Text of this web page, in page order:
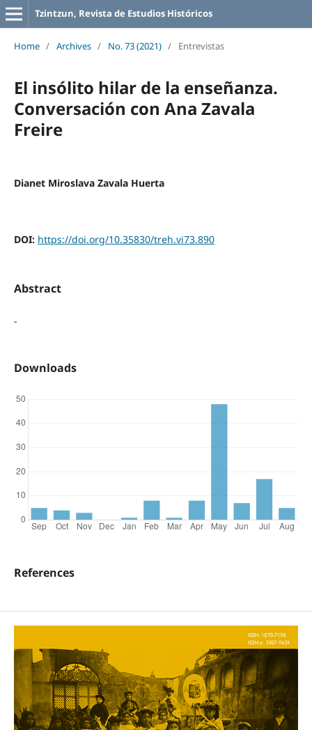
Tzintzun, Revista de Estudios Históricos
Home / Archives / No. 73 (2021) / Entrevistas
El insólito hilar de la enseñanza.
Conversación con Ana Zavala
Freire
Dianet Miroslava Zavala Huerta
DOI: https://doi.org/10.35830/treh.vi73.890
Abstract
-
Downloads
References